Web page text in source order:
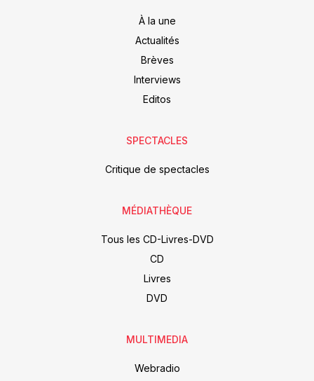
À la une
Actualités
Brèves
Interviews
Editos
SPECTACLES
Critique de spectacles
MÉDIATHÈQUE
Tous les CD-Livres-DVD
CD
Livres
DVD
MULTIMEDIA
Webradio